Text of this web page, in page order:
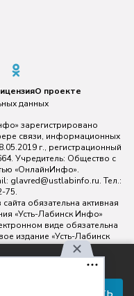
Принять
О проекте
данных
зарегистрировано
связи, информационных
г., регистрационный
Учредитель: Общество с
«ОнлайнИнфо».
glavred@ustlabinfo.ru. Тел.:
75.
обязательна активная
«Усть-Лабинск Инфо»
виде обязательна
издание «Усть-Лабинск
без письменного
«Усть-Лабинск Инфо» не